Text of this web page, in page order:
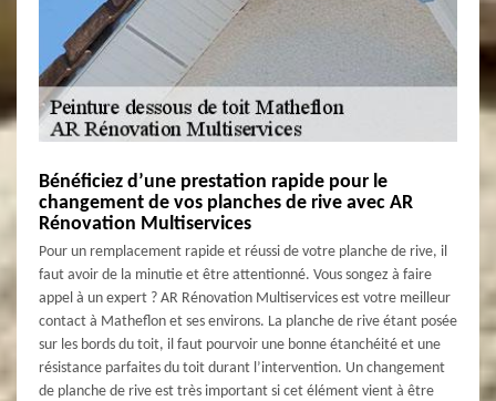
Bénéficiez d’une prestation rapide pour le
changement de vos planches de rive avec AR
Rénovation Multiservices
Pour un remplacement rapide et réussi de votre planche de rive, il
faut avoir de la minutie et être attentionné. Vous songez à faire
appel à un expert ? AR Rénovation Multiservices est votre meilleur
contact à Matheflon et ses environs. La planche de rive étant posée
sur les bords du toit, il faut pourvoir une bonne étanchéité et une
résistance parfaites du toit durant l’intervention. Un changement
de planche de rive est très important si cet élément vient à être